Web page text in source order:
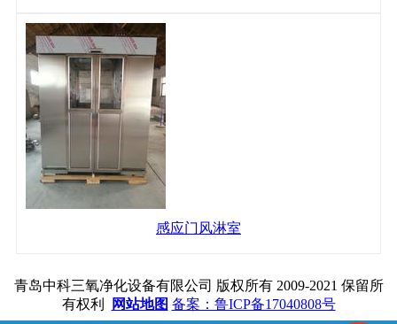
感应门风淋室
青岛中科三氧净化设备有限公司 版权所有 2009-2021 保留所
有权利
网站地图 备案：鲁ICP备17040808号